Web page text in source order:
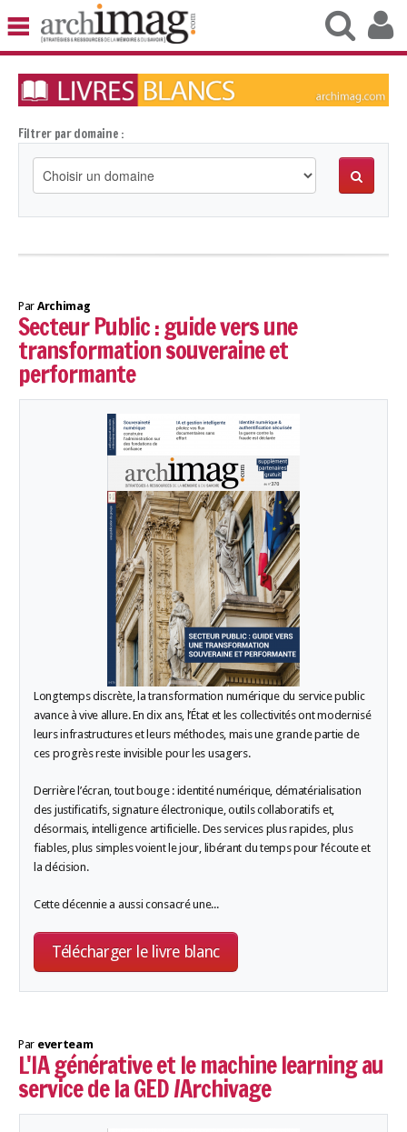
BIBLIOTHÈQUE RUBRIQUE1
VEILLE DOCUMENTATION
UNIVERS DATA
TRAVAIL RUBRIQUE5
VIE NUMÉRIQUE
NUMÉRIQUE RESPONSABLE
LES TEST1
LES NEWSLETTERS
LE TEST2
LES GUIDES PRATIQUES
L'ANNUAIRE DES ACTEURS
LES LIVRES TEST5
LES SUPPLÉMENTS
NOS OFFRES D'ABONNEMENTS
Filtrer par domaine :
Par Archimag
Secteur Public : guide vers une
transformation souveraine et
performante
Longtemps discrète, la transformation numérique du service public
avance à vive allure. En dix ans, l’État et les collectivités ont modernisé
leurs infrastructures et leurs méthodes, mais une grande partie de
ces progrès reste invisible pour les usagers.
Derrière l’écran, tout bouge : identité numérique, dématérialisation
des justificatifs, signature électronique, outils collaboratifs et,
désormais, intelligence artificielle. Des services plus rapides, plus
fiables, plus simples voient le jour, libérant du temps pour l’écoute et
la décision.
Cette décennie a aussi consacré une...
Télécharger le livre blanc
Par everteam
L'IA générative et le machine learning au
service de la GED /Archivage